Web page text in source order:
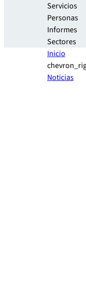
Servicios
Personas
Informes
Sectores
Inicio
Noticias